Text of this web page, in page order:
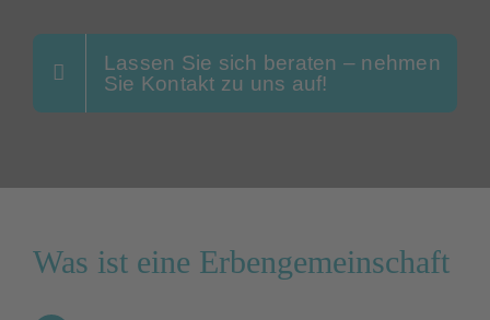
Lassen Sie sich beraten – nehmen
Sie Kontakt zu uns auf!
Was ist eine Erbengemeinschaft